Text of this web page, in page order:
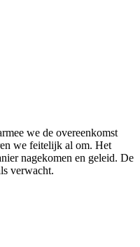
we de overeenkomst
we feitelijk al om. Het
nagekomen en geleid. De
verwacht.